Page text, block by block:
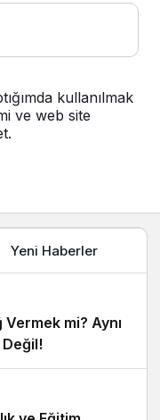
kullanılmak
ve web site
Yeni Haberler
mi? Aynı
Değil!